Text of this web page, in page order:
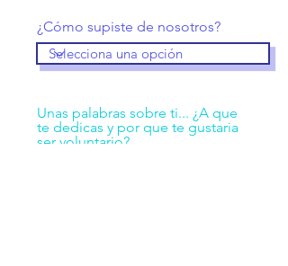
¿Cómo supiste de nosotros?
Unas palabras sobre ti... ¿A que
te dedicas y por que te gustaria
ser voluntario?